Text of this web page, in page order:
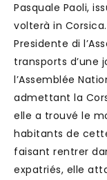
Pasquale Paoli,
volterà in
Presidente di
transports d’une
l’Assemblée
admettant la
elle a trouvé le
habitants de
faisant rentrer
expatriés, elle